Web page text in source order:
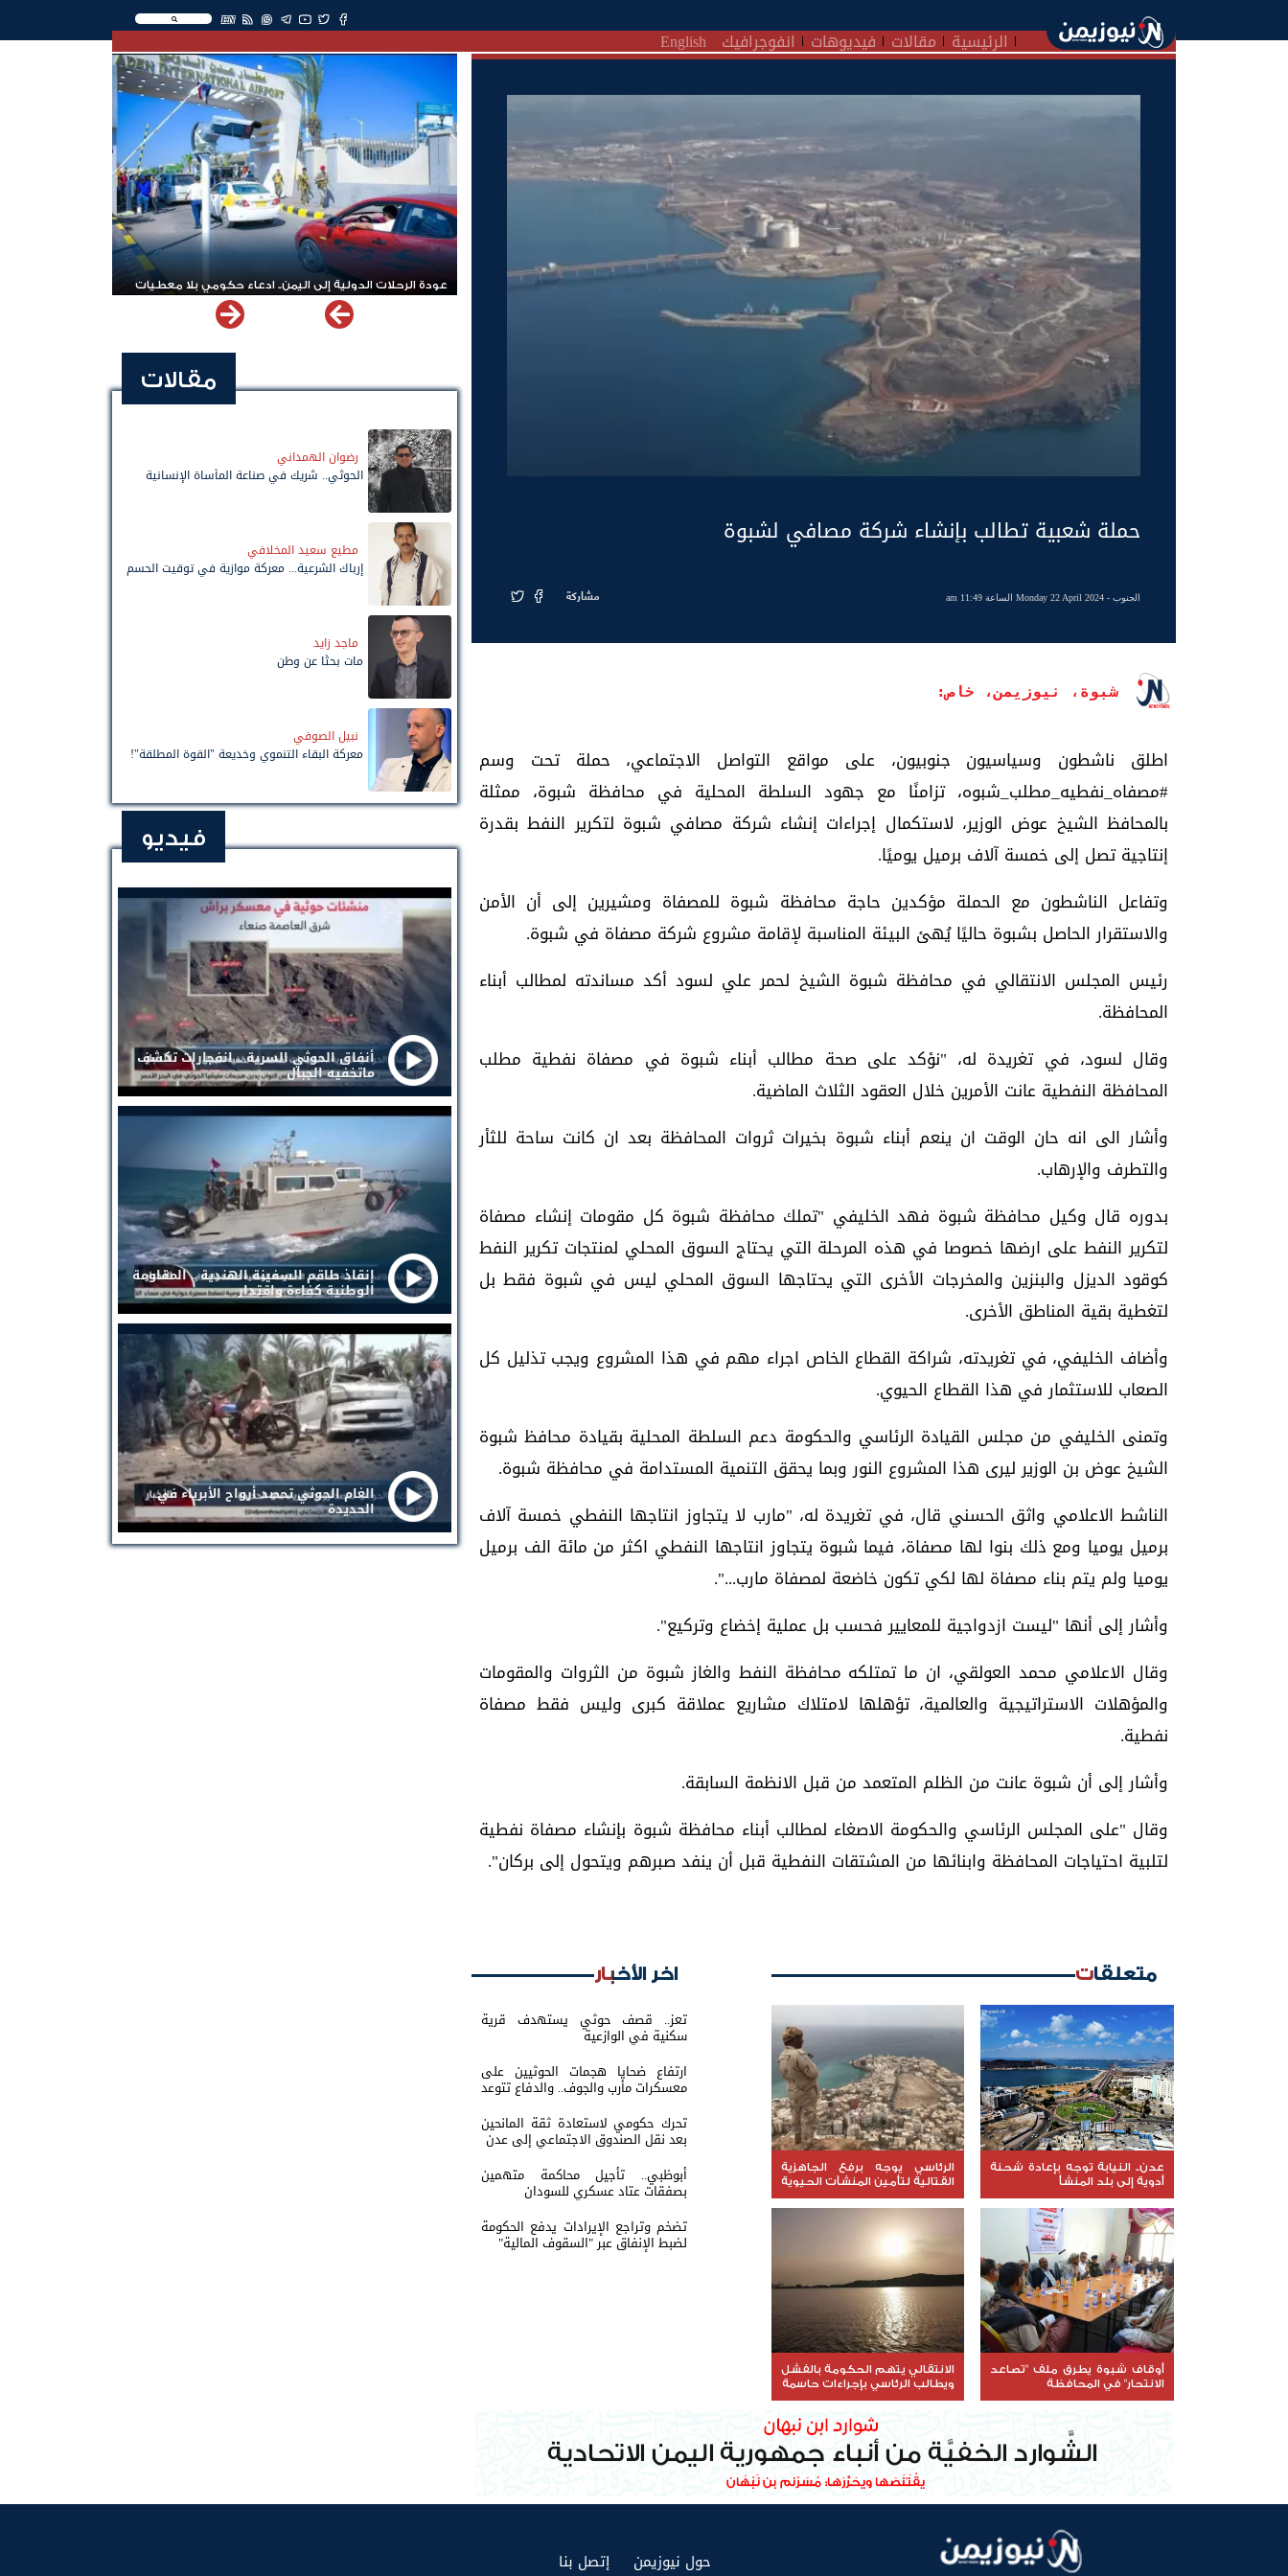
EN
الرئيسية مقالات فيديوهات انفوجرافيك English
حملة شعبية تطالب بإنشاء شركة مصافي لشبوة
الجنوب- Monday 22 April 2024 الساعة 11:49 am مشاركة
شبوة، نيوزيمن، خاص:
اطلق ناشطون وسياسيون جنوبيون، على مواقع التواصل الاجتماعي، حملة تحت وسم
‎#مصفاه_نفطيه_مطلب_شبوه، تزامنًا مع جهود السلطة المحلية في محافظة شبوة، ممثلة
بالمحافظ الشيخ عوض الوزير، لاستكمال إجراءات إنشاء شركة مصافي شبوة لتكرير النفط بقدرة
إنتاجية تصل إلى خمسة آلاف برميل يوميًا.
وتفاعل الناشطون مع الحملة مؤكدين حاجة محافظة شبوة للمصفاة ومشيرين إلى أن الأمن
والاستقرار الحاصل بشبوة حاليًا يُهئ البيئة المناسبة لإقامة مشروع شركة مصفاة في شبوة.
رئيس المجلس الانتقالي في محافظة شبوة الشيخ لحمر علي لسود أكد مساندته لمطالب أبناء
المحافظة.
وقال لسود، في تغريدة له، "نؤكد على صحة مطالب أبناء شبوة في ‎مصفاة نفطية مطلب
المحافظة النفطية عانت الأمرين خلال العقود الثلاث الماضية.
وأشار الى انه حان الوقت ان ينعم أبناء شبوة بخيرات ثروات المحافظة بعد ان كانت ساحة للثأر
والتطرف والإرهاب.
بدوره قال وكيل محافظة شبوة فهد الخليفي "‏تملك محافظة شبوة كل مقومات إنشاء مصفاة
لتكرير النفط على ارضها خصوصا في هذه المرحلة التي يحتاج السوق المحلي لمنتجات تكرير النفط
كوقود الديزل والبنزين والمخرجات الأخرى التي يحتاجها السوق المحلي ليس في شبوة فقط بل
لتغطية بقية المناطق الأخرى.
وأضاف الخليفي، في تغريدته، شراكة القطاع الخاص اجراء مهم في هذا المشروع ويجب تذليل كل
الصعاب للاستثمار في هذا القطاع الحيوي.
‏وتمنى الخليفي من مجلس القيادة الرئاسي والحكومة دعم السلطة المحلية بقيادة محافظ شبوة
الشيخ عوض بن الوزير ليرى هذا المشروع النور وبما يحقق التنمية المستدامة في محافظة شبوة.
الناشط الاعلامي واثق الحسني قال، في تغريدة له، "مارب لا يتجاوز انتاجها النفطي خمسة آلاف
برميل يوميا ومع ذلك بنوا لها مصفاة، فيما شبوة يتجاوز انتاجها النفطي اكثر من مائة الف برميل
يوميا ولم يتم بناء مصفاة لها لكي تكون خاضعة لمصفاة مارب...".
وأشار إلى أنها "ليست ازدواجية للمعايير فحسب بل عملية إخضاع وتركيع".
وقال الاعلامي محمد العولقي، ان ‏ما تمتلكه محافظة النفط والغاز ‎شبوة من الثروات والمقومات
والمؤهلات الاستراتيجية والعالمية، تؤهلها لامتلاك مشاريع عملاقة كبرى وليس فقط مصفاة
نفطية.
وأشار إلى أن شبوة عانت من الظلم المتعمد من قبل الانظمة السابقة.
وقال "على المجلس الرئاسي والحكومة الاصغاء لمطالب أبناء محافظة شبوة بإنشاء مصفاة نفطية
لتلبية احتياجات المحافظة وابنائها من المشتقات النفطية قبل أن ينفد صبرهم ويتحول إلى بركان".
متعلقات
عدن.. النيابة توجه بإعادة شحنة
أدوية إلى بلد المنشأ
الرئاسي يوجه برفع الجاهزية
القتالية لتأمين المنشآت الحيوية
في ساحل حضرموت
أوقاف شبوة يطرق ملف "تصاعد
الانتحار" في المحافظة
الانتقالي يتهم الحكومة بالفشل
ويطالب الرئاسي بإجراءات حاسمة
اخر الأخبار
تعز.. قصف حوثي يستهدف قرية
سكنية في الوازعية
ارتفاع ضحايا هجمات الحوثيين على
معسكرات مأرب والجوف.. والدفاع تتوعد
تحرك حكومي لاستعادة ثقة المانحين
بعد نقل الصندوق الاجتماعي إلى عدن
أبوظبي.. تأجيل محاكمة متهمين
بصفقات عتاد عسكري للسودان
تضخم وتراجع الإيرادات يدفع الحكومة
لضبط الإنفاق عبر "السقوف المالية"
عودة الرحلات الدولية إلى اليمن.. ادعاء حكومي بلا معطيات
مقالات
رضوان الهمداني
الحوثي.. شريك في صناعة المأساة الإنسانية
مطيع سعيد المخلافي
إرباك الشرعية... معركة موازية في توقيت الحسم
ماجد زايد
مات بحثًا عن وطن
نبيل الصوفي
معركة البقاء التنموي وخديعة "القوة المطلقة"!
فيديو
أنفاق الحوثي السرية .. انفجارات تكشف
ماتخفيه الجبال
إنقاذ طاقم السفينة الهندية .. المقاومة
الوطنية كفاءة واقتدار
الغام الحوثي تحصد أرواح الأبرياء في
الحديدة
حول نيوزيمن إتصل بنا